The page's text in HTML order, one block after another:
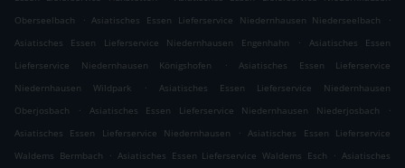
Oberseelbach
. Asiatisches Essen Lieferservice Niedernhausen Niederseelbach
.
Asiatisches Essen Lieferservice Niedernhausen Engenhahn
.
Asiatisches Essen
Lieferservice Niedernhausen Königshofen
.
Asiatisches Essen Lieferservice
Niedernhausen Wildpark
.
Asiatisches Essen Lieferservice Niedernhausen
Oberjosbach
. Asiatisches Essen Lieferservice Niedernhausen Niederjosbach
.
Asiatisches Essen Lieferservice Niedernhausen
.
Asiatisches Essen Lieferservice
Waldems Bermbach
. Asiatisches Essen Lieferservice Waldems Esch . Asiatisches